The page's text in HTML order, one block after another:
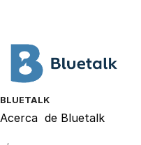
BLUETALK
Acerca de Bluetalk